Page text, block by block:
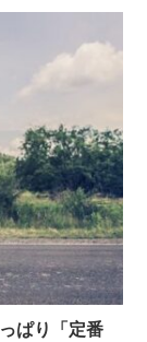
ぱり「定番